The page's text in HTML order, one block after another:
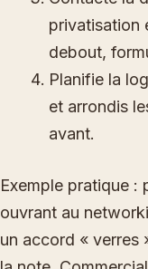
privatisation
debout,
Planifie la
et arrondis
avant.
Exemple pratique :
ouvrant au
un accord « verres